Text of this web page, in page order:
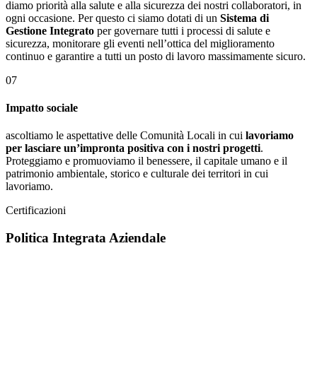
diamo priorità alla salute e alla sicurezza dei nostri collaboratori, in
ogni occasione. Per questo ci siamo dotati di un Sistema di
Gestione Integrato per governare tutti i processi di salute e
sicurezza, monitorare gli eventi nell’ottica del miglioramento
continuo e garantire a tutti un posto di lavoro massimamente sicuro.
07
Impatto sociale
ascoltiamo le aspettative delle Comunità Locali in cui lavoriamo
per lasciare un’impronta positiva con i nostri progetti.
Proteggiamo e promuoviamo il benessere, il capitale umano e il
patrimonio ambientale, storico e culturale dei territori in cui
lavoriamo.
Certificazioni
Politica Integrata Aziendale